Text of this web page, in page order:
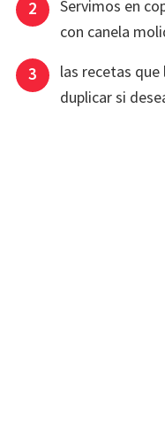
Servimos en
con canela
las recetas
duplicar si